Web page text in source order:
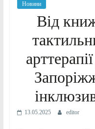
Новини
Від
13.05.2025 editor